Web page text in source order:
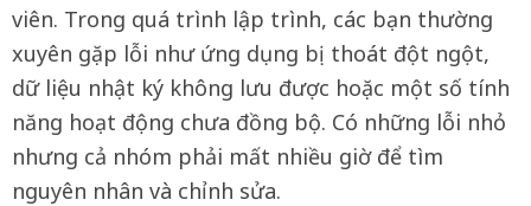
viên. Trong quá trình lập trình, các bạn thường
xuyên gặp lỗi như ứng dụng bị thoát đột ngột,
dữ liệu nhật ký không lưu được hoặc một số tính
năng hoạt động chưa đồng bộ. Có những lỗi nhỏ
nhưng cả nhóm phải mất nhiều giờ để tìm
nguyên nhân và chỉnh sửa.